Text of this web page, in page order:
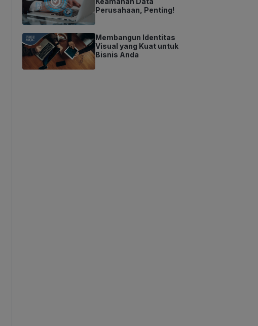
Perusahaan, Penting!
Membangun Identitas
Visual yang Kuat untuk
Bisnis Anda